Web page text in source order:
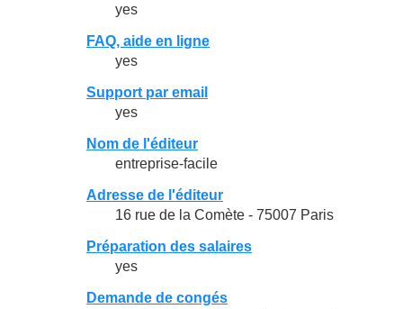
yes
FAQ, aide en ligne
yes
Support par email
yes
Nom de l'éditeur
entreprise-facile
Adresse de l'éditeur
16 rue de la Comète - 75007 Paris
Préparation des salaires
yes
Demande de congés